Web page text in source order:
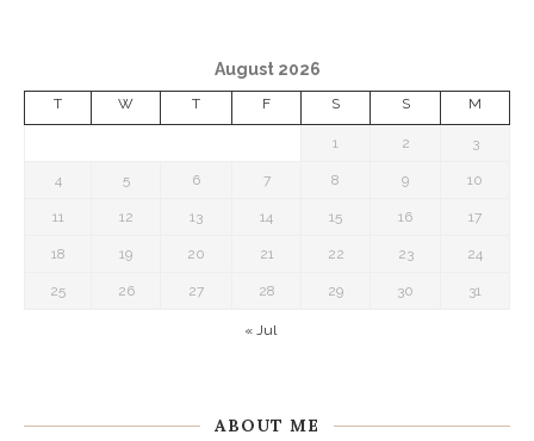
August 2026
T W T F S S M
1 2 3
4 5 6 7 8 9 10
11 12 13 14 15 16 17
18 19 20 21 22 23 24
25 26 27 28 29 30 31
« Jul
ABOUT ME